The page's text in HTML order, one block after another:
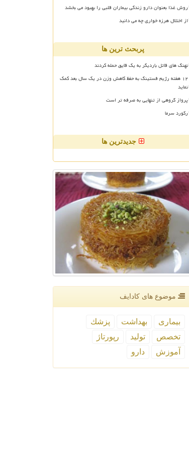
روش غذا بعنوان دارو زندگی بیماران قلبی را بهبود می بخشد
از اختلال هرزه خواری چه می دانید
پربحث ترین ها
نهنگ های قاتل باردیگر به یک قایق حمله کردند
۱۲ هفته رژیم فستینگ به حفظ کاهش وزن در یک سال بعد کمک
نماید
پرواز گروهی از تنهایی به صرفه تر است
رکورد سرما
جدیدترین ها
موضوع های كادایف
بیماری بهداشت
پزشك
تخصص
تولید
رپورتاژ
آموزش
دارو